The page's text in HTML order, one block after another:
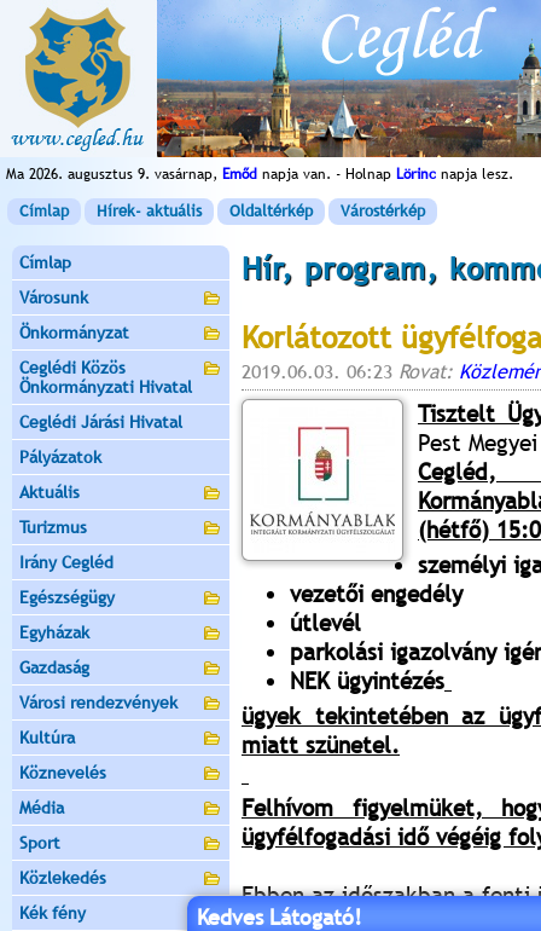
Ma 2026. augusztus 9. vasárnap, Emőd napja van. - Holnap Lörinc napja lesz.
Címlap Hírek- aktuális Oldaltérkép Várostérkép
Címlap
Városunk
Önkormányzat
Ceglédi Közös
Önkormányzati Hivatal
Ceglédi Járási Hivatal
Pályázatok
Aktuális
Turizmus
Irány Cegléd
Egészségügy
Egyházak
Gazdaság
Városi rendezvények
Kultúra
Köznevelés
Média
Sport
Közlekedés
Kék fény
Hír, program,
Korlátozott
2019.06.03. 06:23 Rovat:
Tisztelt
Pest
(hétfő)
személyi
vezetői engedély
útlevél
parkolási igazolvány
NEK ügyintézés
ügyek tekintetében az
miatt szünetel.
Felhívom figyelmüket,
ügyfélfogadási idő végéig
Ebben az időszakban a
Kedves Látogató!